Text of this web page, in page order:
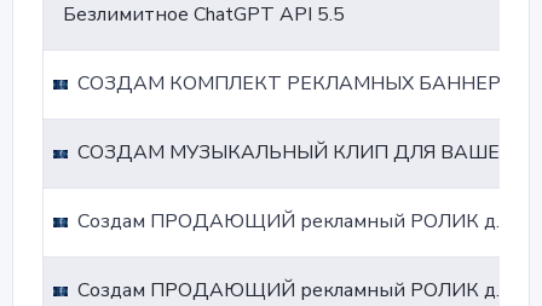
Безлимитное ChatGPT API 5.5
Создам ПРОДАЮЩИЙ рекламный РОЛИК для Вашего бизнеса С AI ( 15секунд )
Создам ПРОДАЮЩИЙ рекламный РОЛИК для Вашего бизнеса С AI ( 30 секунд )